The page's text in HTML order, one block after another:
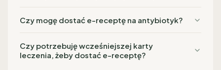
Czy mogę dostać e-receptę na antybiotyk?
Czy potrzebuję wcześniejszej karty
leczenia, żeby dostać e-receptę?